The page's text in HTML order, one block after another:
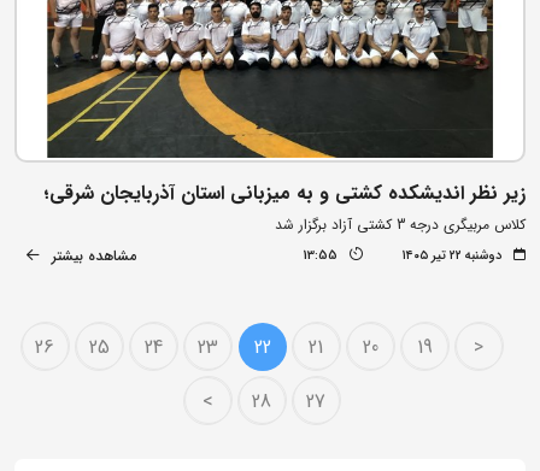
زیر نظر اندیشکده کشتی و به میزبانی استان آذربایجان شرقی؛
کلاس مربیگری درجه 3 کشتی آزاد برگزار شد
دوشنبه ۲۲ تیر ۱۴۰۵ 13:55 مشاهده بیشتر
<
19
20
21
22
23
24
25
26
27
28
>